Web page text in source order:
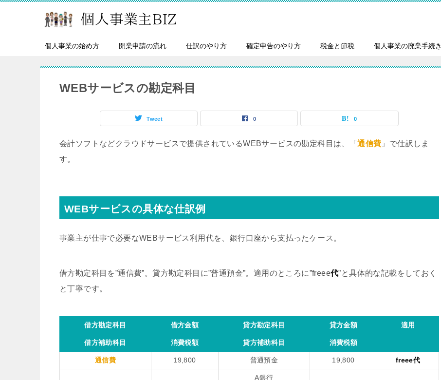
個人事業の始め方 開業申請の流れ 仕訳のやり方 確定申告のやり方 税金と節税 個人事業の廃業手続き
WEBサービスの勘定科目
Tweet 0 0
会計ソフトなどクラウドサービスで提供されているWEBサービスの勘定科目は、「通信費 」で仕訳しま
す。
WEBサービスの具体な仕訳例
事業主が仕事で必要なWEBサービス利用代を、銀行口座から支払ったケース。
借方勘定科目を”通信費”。貸方勘定科目に”普通預金”。適用のところに”freee代”と具体的な記載をしておく
と丁寧です。
借方勘定科目 借方金額 貸方勘定科目 貸方金額 適用
借方補助科目 消費税額 貸方補助科目 消費税額
通信費 19,800 普通預金 19,800 freee代
A銀行